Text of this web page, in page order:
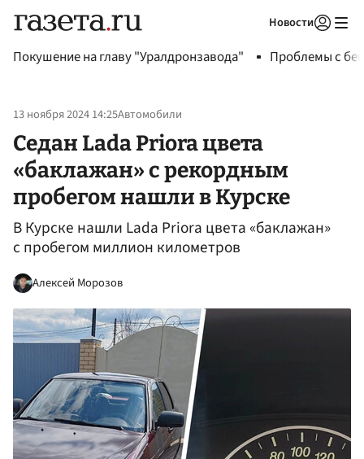
Новости
Покушение на главу "Уралдронзавода" Проблемы с
13 ноября 2024 14:25Автомобили
Седан Lada Priora цвета
«баклажан» с рекордным
пробегом нашли в Курске
В Курске нашли Lada Priora цвета «баклажан»
с пробегом миллион километров
Алексей Морозов